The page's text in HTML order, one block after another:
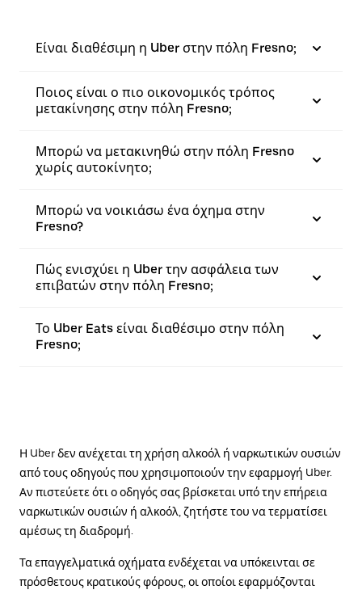
Είναι διαθέσιμη η Uber στην πόλη Fresno;
Ποιος είναι ο πιο οικονομικός τρόπος
μετακίνησης στην πόλη Fresno;
Μπορώ να μετακινηθώ στην πόλη Fresno
χωρίς αυτοκίνητο;
Μπορώ να νοικιάσω ένα όχημα στην
Fresno?
Πώς ενισχύει η Uber την ασφάλεια των
επιβατών στην πόλη Fresno;
Το Uber Eats είναι διαθέσιμο στην πόλη
Fresno;
Η Uber δεν ανέχεται τη χρήση αλκοόλ ή ναρκωτικών ουσιών
από τους οδηγούς που χρησιμοποιούν την εφαρμογή Uber.
Αν πιστεύετε ότι ο οδηγός σας βρίσκεται υπό την επήρεια
ναρκωτικών ουσιών ή αλκοόλ, ζητήστε του να τερματίσει
αμέσως τη διαδρομή.
Τα επαγγελματικά οχήματα ενδέχεται να υπόκεινται σε
πρόσθετους κρατικούς φόρους, οι οποίοι εφαρμόζονται